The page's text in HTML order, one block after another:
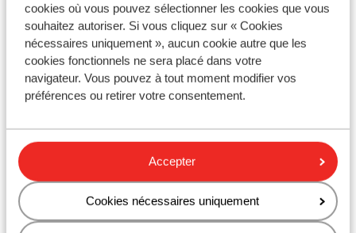
cookies où vous pouvez sélectionner les cookies que vous
souhaitez autoriser. Si vous cliquez sur « Cookies
nécessaires uniquement », aucun cookie autre que les
cookies fonctionnels ne sera placé dans votre
navigateur. Vous pouvez à tout moment modifier vos
préférences ou retirer votre consentement.
Accepter
Cookies nécessaires uniquement
Langue :
La langue officielle est le grec. L’anglais et l’allemand
sont aussi souvent compris.
Monnaie :
L'unité monétaire officielle est l'euro.
Pourboires :
En Grèce, il est habituel de donner un pourboire de 10%
Voltage :
Le voltage est le même qu’en France, 220 volts.